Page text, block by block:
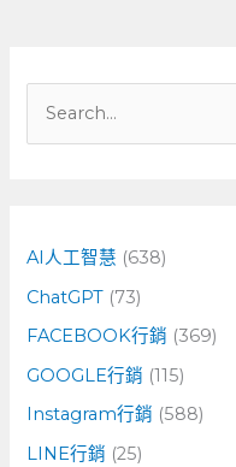
字
:
AI人工智慧 (638)
ChatGPT (73)
FACEBOOK行銷 (369)
GOOGLE行銷 (115)
Instagram行銷 (588)
LINE行銷 (25)